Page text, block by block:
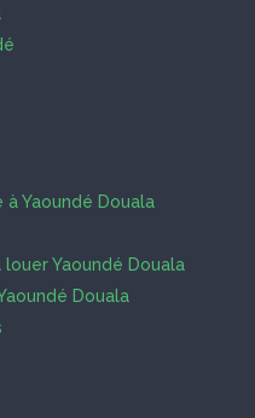
Yaoundé Douala
Yaoundé Douala
Douala